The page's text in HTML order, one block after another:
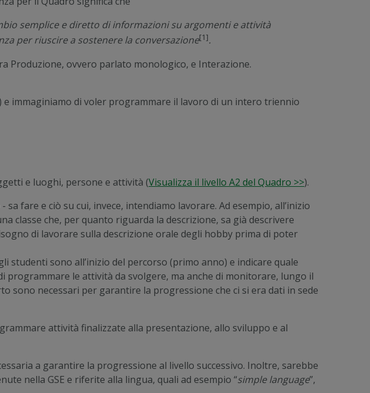
semplice e diretto di informazioni su argomenti e attività
per riuscire a sostenere la conversazione[1].
Produzione, ovvero parlato monologico, e Interazione.
e immaginiamo di voler programmare il lavoro di un intero triennio
e luoghi, persone e attività (Visualizza il livello A2 del Quadro >>).
fare e ciò su cui, invece, intendiamo lavorare. Ad esempio, all’inizio
classe che, per quanto riguarda la descrizione, sa già descrivere
di lavorare sulla descrizione orale degli hobby prima di poter
studenti sono all’inizio del percorso (primo anno) e indicare quale
le attività da svolgere, ma anche di monitorare, lungo il
necessari per garantire la progressione che ci si era dati in sede
attività finalizzate alla presentazione, allo sviluppo e al
a garantire la progressione al livello successivo. Inoltre, sarebbe
nella GSE e riferite alla lingua, quali ad esempio “simple language”,